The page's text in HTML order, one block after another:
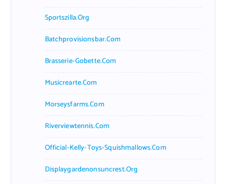
Sportszilla.org
Batchprovisionsbar.com
Brasserie-Gobette.com
Musicrearte.com
Morseysfarms.com
Riverviewtennis.com
Official-Kelly-Toys-Squishmallows.com
Displaygardenonsuncrest.org